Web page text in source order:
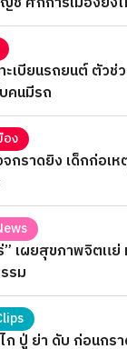
ะเบียนรถยนต์ ตัวช่
คนมีรถ
อง
กราดยิง เด็กก่อเห
” เผยสุขภาพจิตแ
รม
ปู่ ย่า ดับ ก่อนกรา